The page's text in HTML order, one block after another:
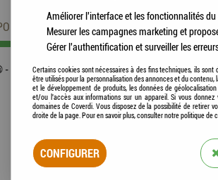
CHEVAUX
- Boules de graisse x 8
Améliorer l'interface et les fonctionnalités du
Mesurer les campagnes marketing et
Gérer l'authentification et surveiller les
Certains cookies sont nécessaires à des fins techniques, ils
être utilisés pour la personnalisation des annonces et du
et le développement de produits, les données de
et/ou l'accès aux informations sur un appareil. Si vous
domaines de Coverdi. Vous disposez de la possibilité de
droite de la page. Pour en savoir plus, consulter notre politique de
CONFIGURER